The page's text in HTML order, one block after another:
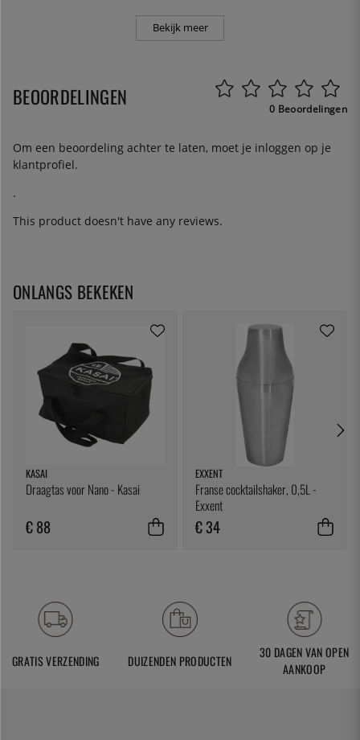
Bekijk meer
BEOORDELINGEN 0 Beoordelingen
Om een beoordeling achter te laten, moet je inloggen op je
klantprofiel.
.
This product doesn't have any reviews.
ONLANGS BEKEKEN
KASAI
Draagtas voor Nano - Kasai
€ 88
EXXENT
Franse cocktailshaker, 0,5L -
Exxent
€ 34
GRATIS VERZENDING DUIZENDEN PRODUCTEN
30 DAGEN VAN OPEN
AANKOOP